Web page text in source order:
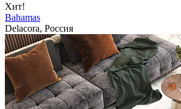
Хит!
Bahamas
Delacora, Россия